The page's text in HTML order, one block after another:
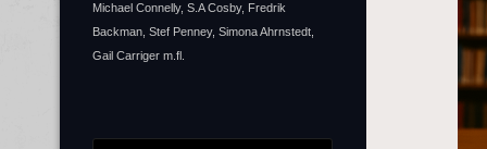
Michael Connelly, S.A Cosby, Fredrik
Backman, Stef Penney, Simona Ahrnstedt,
Gail Carriger m.fl.